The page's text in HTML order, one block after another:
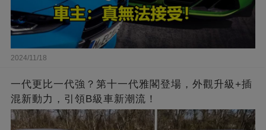
2024/11/18
一代更比一代強？第十一代雅閣登場，外觀升級+插
混新動力，引領B級車新潮流！